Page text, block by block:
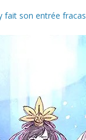
fait son entrée